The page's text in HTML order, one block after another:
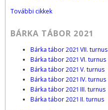
További cikkek
BÁRKA TÁBOR 2021
Bárka tábor 2021 VII. turnus
Bárka tábor 2021 VI. turnus
Bárka tábor 2021 V. turnus
Bárka tábor 2021 IV. turnus
Bárka tábor 2021 III. turnus
Bárka tábor 2021 II. turnus